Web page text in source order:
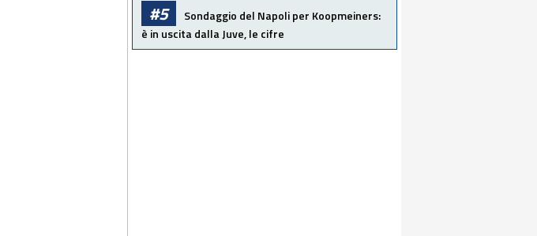
#5 Sondaggio del Napoli per Koopmeiners:
è in uscita dalla Juve, le cifre